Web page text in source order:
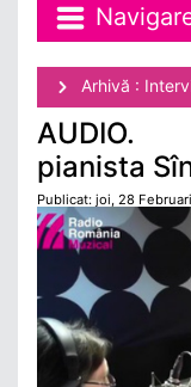
Arhivă :
pianista
Publicat: joi, 28